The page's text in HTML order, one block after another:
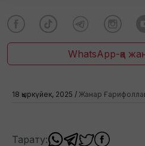
WhatsApp-қа
18 қыркүйек, 2025 / Жанар
Тарату: